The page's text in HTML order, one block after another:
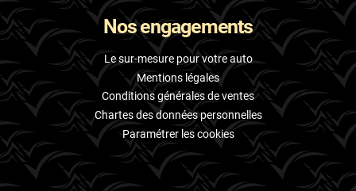
MicroCar
Mini
Mitsubishi
Oldsmobile
Nos engagements
Le sur-mesure pour votre auto
Mentions légales
Conditions générales de ventes
Chartes des données personnelles
Paramétrer les cookies